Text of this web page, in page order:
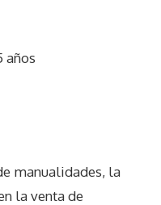
años
manualidades, la
la venta de